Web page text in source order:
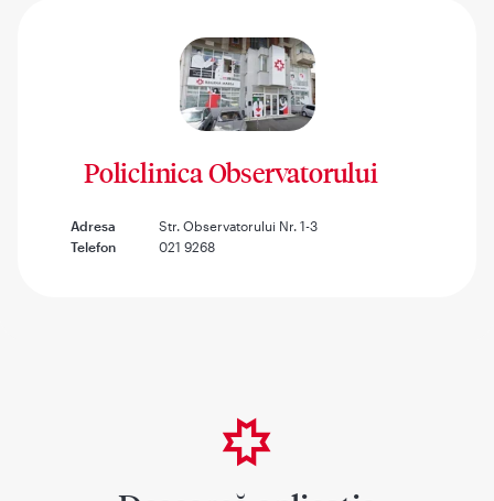
Policlinica Observatorului
Adresa
Str. Observatorului Nr. 1-3
Telefon
021 9268